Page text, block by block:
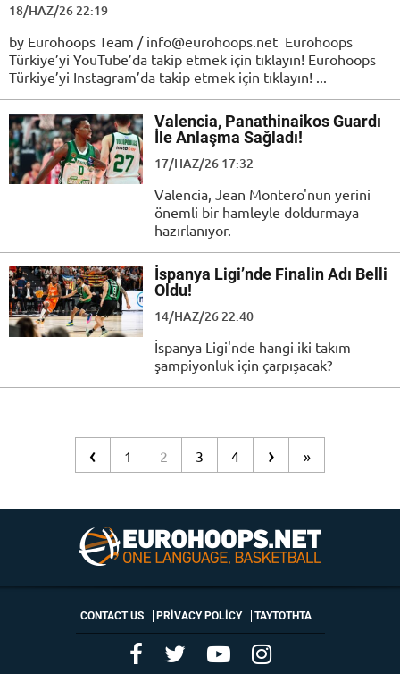
18/HAZ/26 22:19
by Eurohoops Team / info@eurohoops.net Eurohoops
Türkiye’yi YouTube’da takip etmek için tıklayın! Eurohoops
Türkiye’yi Instagram’da takip etmek için tıklayın! ...
Valencia, Panathinaikos Guardı
İle Anlaşma Sağladı!
17/HAZ/26 17:32
Valencia, Jean Montero'nun yerini
önemli bir hamleyle doldurmaya
hazırlanıyor.
İspanya Ligi’nde Finalin Adı Belli
Oldu!
14/HAZ/26 22:40
İspanya Ligi'nde hangi iki takım
şampiyonluk için çarpışacak?
‹ 1 2 3 4 › »
CONTACT US PRIVACY POLICY ΤΑΥΤΟΤΗΤΑ